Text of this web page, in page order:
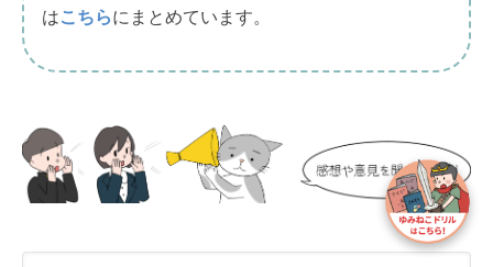
はこちらにまとめています。